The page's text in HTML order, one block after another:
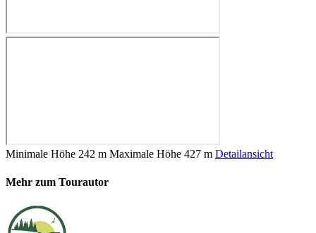
Minimale Höhe 242 m Maximale Höhe 427 m Detailansicht
Mehr zum Tourautor